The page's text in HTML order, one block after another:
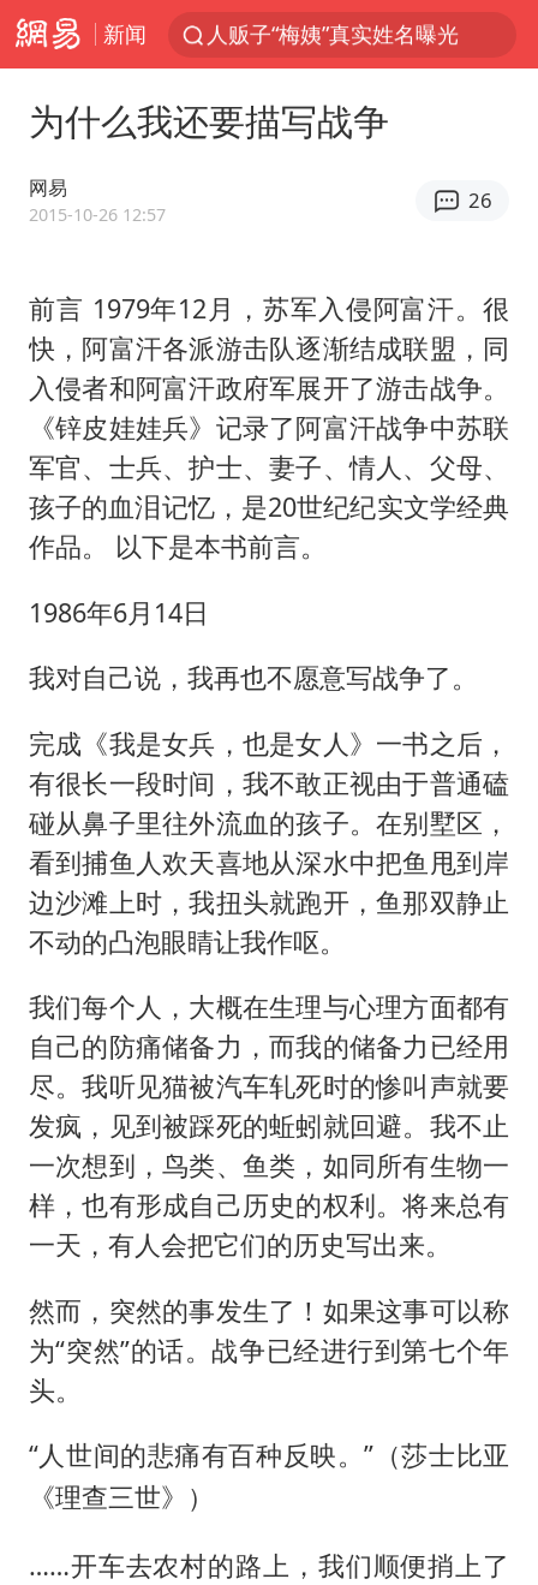
新闻
人贩子“梅姨”真实姓名曝光
中国宣布5项对美反制措施
被妻子举报丈夫与情人一审获刑1年
“中国游”持续带火“中国购”
长安航空通报旅客所带充电宝自燃：航班备降武汉，无人员受伤
你常吃的兰州拉面要改名了，或改名青海拉面
急诊医生漏诊致2岁患儿死亡获刑1年
坚持党全面领导和党中央集中统一领导
为什么我还要描写战争
网易
2015-10-26 12:57
26
前言 1979年12月，苏军入侵阿富汗。很
快，阿富汗各派游击队逐渐结成联盟，同
入侵者和阿富汗政府军展开了游击战争。
《锌皮娃娃兵》记录了阿富汗战争中苏联
军官、士兵、护士、妻子、情人、父母、
孩子的血泪记忆，是20世纪纪实文学经典
作品。 以下是本书前言。
1986年6月14日
我对自己说，我再也不愿意写战争了。
完成《我是女兵，也是女人》一书之后，
有很长一段时间，我不敢正视由于普通磕
碰从鼻子里往外流血的孩子。在别墅区，
看到捕鱼人欢天喜地从深水中把鱼甩到岸
边沙滩上时，我扭头就跑开，鱼那双静止
不动的凸泡眼睛让我作呕。
我们每个人，大概在生理与心理方面都有
自己的防痛储备力，而我的储备力已经用
尽。我听见猫被汽车轧死时的惨叫声就要
发疯，见到被踩死的蚯蚓就回避。我不止
一次想到，鸟类、鱼类，如同所有生物一
样，也有形成自己历史的权利。将来总有
一天，有人会把它们的历史写出来。
然而，突然的事发生了！如果这事可以称
为“突然”的话。战争已经进行到第七个年
头。
“人世间的悲痛有百种反映。” （莎士比亚
《理查三世》）
……开车去农村的路上，我们顺便捎上了